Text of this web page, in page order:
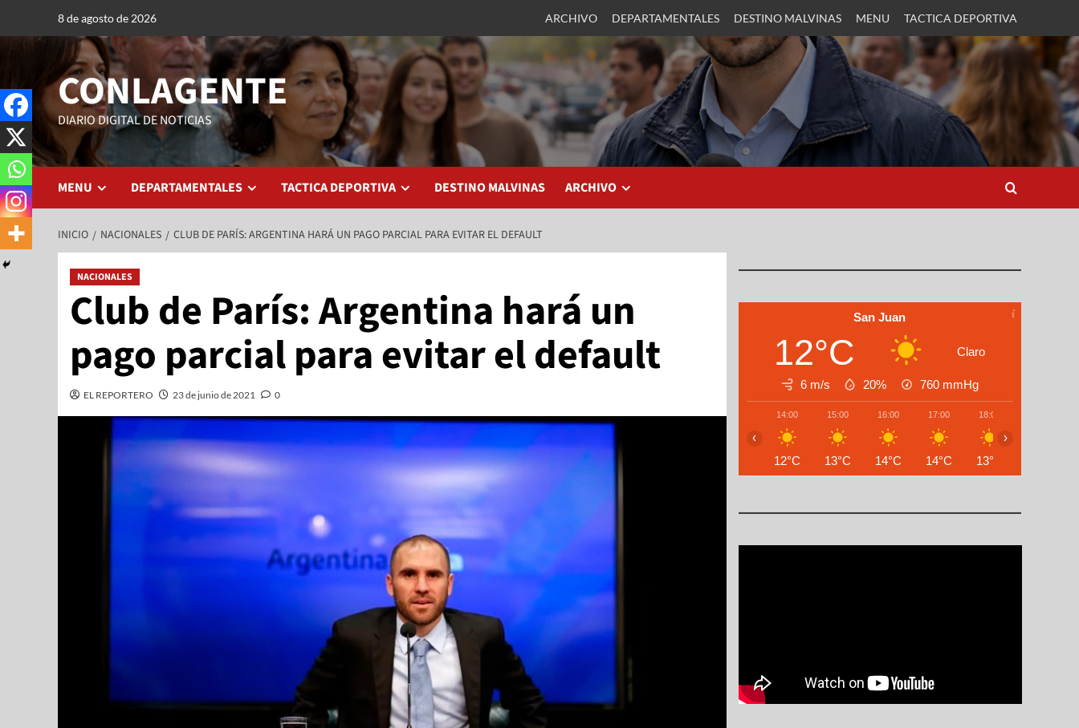
8 de agosto de 2026 ARCHIVO DEPARTAMENTALES DESTINO MALVINAS MENU TACTICA DEPORTIVA
CONLAGENTE
DIARIO DIGITAL DE NOTICIAS
MENU DEPARTAMENTALES TACTICA DEPORTIVA DESTINO MALVINAS ARCHIVO
INICIO NACIONALES CLUB DE PARÍS: ARGENTINA HARÁ UN PAGO PARCIAL PARA EVITAR EL DEFAULT
NACIONALES
Club de París: Argentina hará un
pago parcial para evitar el default
EL REPORTERO 23 de junio de 2021 0
San Juan
12°C Claro
6 m/s 20% 760 mmHg
14:00
12°C
15:00
13°C
16:00
14°C
17:00
14°C
18:00
13°C
‹ ›